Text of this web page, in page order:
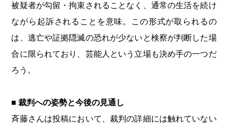
被疑者が勾留・拘束されることなく、通常の生活を続け
ながら起訴されることを意味。この形式が取られるの
は、逃亡や証拠隠滅の恐れが少ないと検察が判断した場
合に限られており、芸能人という立場も決め手の一つだ
ろう。
■ 裁判への姿勢と今後の見通し
斉藤さんは投稿において、裁判の詳細には触れていない